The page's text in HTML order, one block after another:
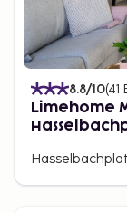
8.8/10(41
Limehome